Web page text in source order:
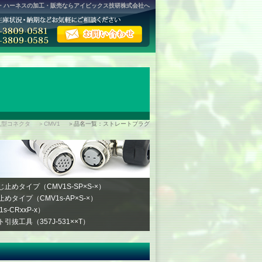
ーネスの加工・販売ならアイビックス技研株式会社へ
コネクタ ＞CMV1 ＞品名一覧：ストレートプラグ
止めタイプ（CMV1S-SP×S-×）
めタイプ（CMV1s-AP×S-×）
CRxxP-x）
引抜工具（357J-531××T）